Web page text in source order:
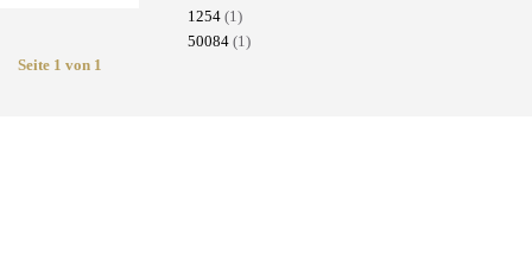
Seite 1 von 1
1254 (1)
50084 (1)